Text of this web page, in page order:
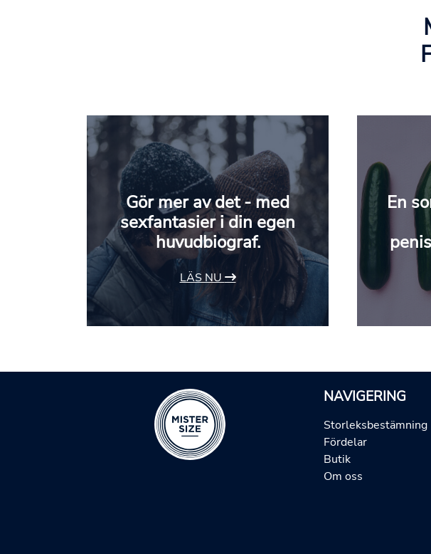
Gör mer av det - med
sexfantasier i din egen
huvudbiograf.
LÄS NU
En
NAVIGERING
Storleksbestämning
Fördelar
Butik
Om oss